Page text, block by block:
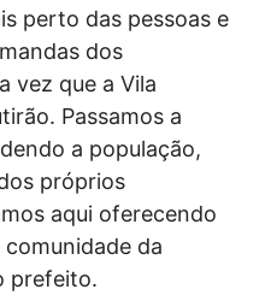
perto das pessoas e
dos
vez que a Vila
Passamos a
a população,
próprios
aqui oferecendo
da
prefeito.